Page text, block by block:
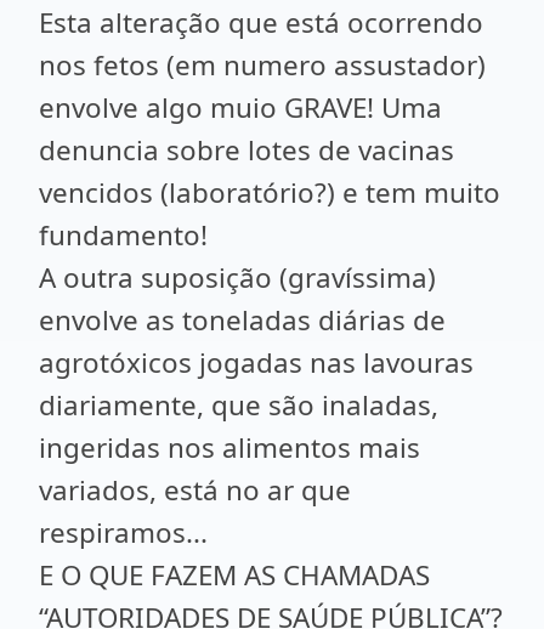
Esta alteração que está ocorrendo
nos fetos (em numero assustador)
envolve algo muio GRAVE! Uma
denuncia sobre lotes de vacinas
vencidos (laboratório?) e tem muito
fundamento!
A outra suposição (gravíssima)
envolve as toneladas diárias de
agrotóxicos jogadas nas lavouras
diariamente, que são inaladas,
ingeridas nos alimentos mais
variados, está no ar que
respiramos...
E O QUE FAZEM AS CHAMADAS
“AUTORIDADES DE SAÚDE PÚBLICA”?